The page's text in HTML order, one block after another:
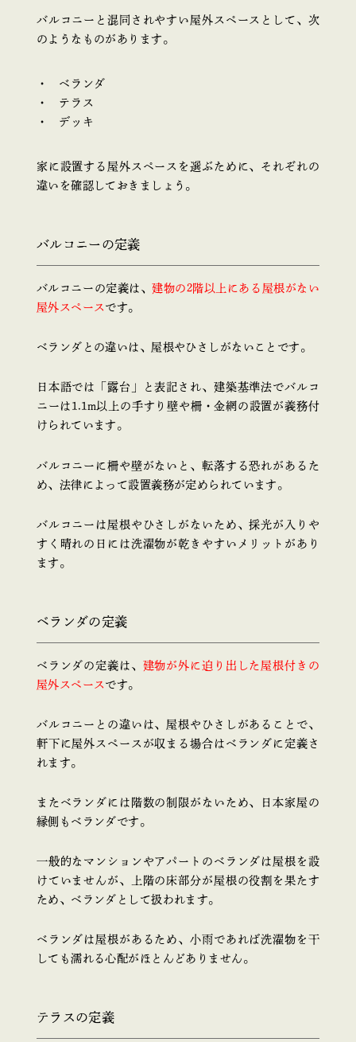
バルコニーと混同されやすい屋外スペースとして、次
のようなものがあります。
ベランダ
テラス
デッキ
家に設置する屋外スペースを選ぶために、それぞれの
違いを確認しておきましょう。
バルコニーの定義
バルコニーの定義は、 建物の2階以上にある屋根がない
屋外スペース です。
ベランダとの違いは、屋根やひさしがないことです。
日本語では「露台」と表記され、建築基準法でバルコ
ニーは1.1m以上の手すり壁や柵・金網の設置が義務付
けられています。
バルコニーに柵や壁がないと、転落する恐れがあるた
め、法律によって設置義務が定められています。
バルコニーは屋根やひさしがないため、採光が入りや
すく晴れの日には洗濯物が乾きやすいメリットがあり
ます。
ベランダの定義
ベランダの定義は、 建物が外に迫り出した屋根付きの
屋外スペース です。
バルコニーとの違いは、屋根やひさしがあることで、
軒下に屋外スペースが収まる場合はベランダに定義さ
れます。
またベランダには階数の制限がないため、日本家屋の
縁側もベランダです。
一般的なマンションやアパートのベランダは屋根を設
けていませんが、上階の床部分が屋根の役割を果たす
ため、ベランダとして扱われます。
ベランダは屋根があるため、小雨であれば洗濯物を干
しても濡れる心配がほとんどありません。
テラスの定義